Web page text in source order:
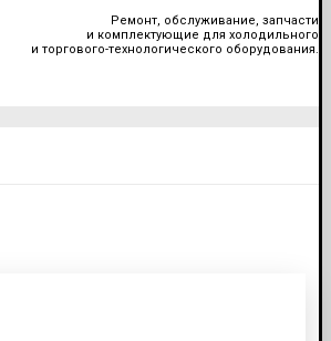
Ремонт, обслуживание, запчасти
и комплектующие для холодильного
и торгового-технологического оборудования.